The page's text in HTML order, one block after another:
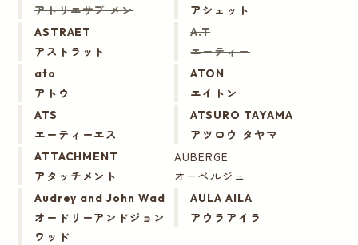
アトリエサブ メン アシェット
ASTRAET
アストラット
A.T
エーティー
ato
アトウ
ATON
エイトン
ATS
エーティーエス
ATSURO TAYAMA
アツロウ タヤマ
ATTACHMENT
アタッチメント
AUBERGE
オーベルジュ
Audrey and John Wad
オードリーアンドジョン
ワッド
AULA AILA
アウラアイラ